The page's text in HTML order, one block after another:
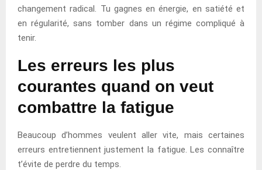
changement radical. Tu gagnes en énergie, en satiété et
en régularité, sans tomber dans un régime compliqué à
tenir.
Les erreurs les plus
courantes quand on veut
combattre la fatigue
Beaucoup d’hommes veulent aller vite, mais certaines
erreurs entretiennent justement la fatigue. Les connaître
t’évite de perdre du temps.